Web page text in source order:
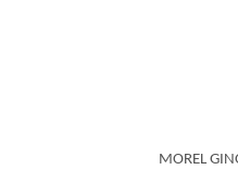
MOREL